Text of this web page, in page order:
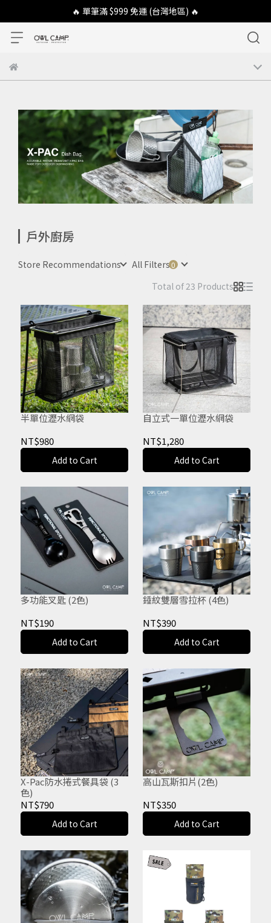
🔥 單筆滿 $999 免運 (台灣地區) 🔥
戶外廚房
Store Recommendations
All Filters
Total of 23 Products
半單位瀝水網袋
NT$980
Add to Cart
自立式一單位瀝水網袋
NT$1,280
Add to Cart
多功能叉匙 (2色)
NT$190
Add to Cart
錘紋雙層雪拉杯 (4色)
NT$390
Add to Cart
X-Pac防水捲式餐具袋 (3
色)
NT$790
Add to Cart
高山瓦斯扣片(2色)
NT$350
Add to Cart